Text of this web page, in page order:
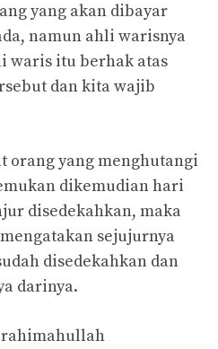
yang akan dibayar
namun ahli warisnya
waris itu berhak atas
dan kita wajib
orang yang menghutangi
dikemudian hari
disedekahkan, maka
sejujurnya
disedekahkan dan
darinya.
rahimahullah